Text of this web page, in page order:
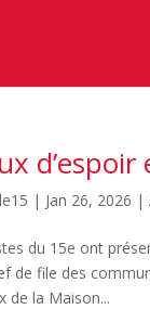
| Jan 26, 2026 |
du 15e ont
de file des
de la Maison...